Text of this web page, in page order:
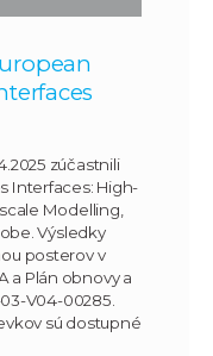
zúčastnili
Interfaces: High-
Modelling,
Výsledky
posterov v
a Plán obnovy a
V04-00285.
sú dostupné